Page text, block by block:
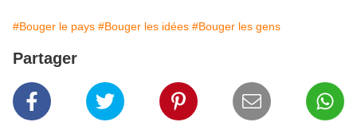
#Bouger le pays #Bouger les idées #Bouger les gens
Partager